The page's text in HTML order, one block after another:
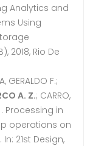
Analytics and
Using
2018, Rio De
GERALDO F.;
A. Z.; CARRO,
. Processing in
operations on
21st Design,